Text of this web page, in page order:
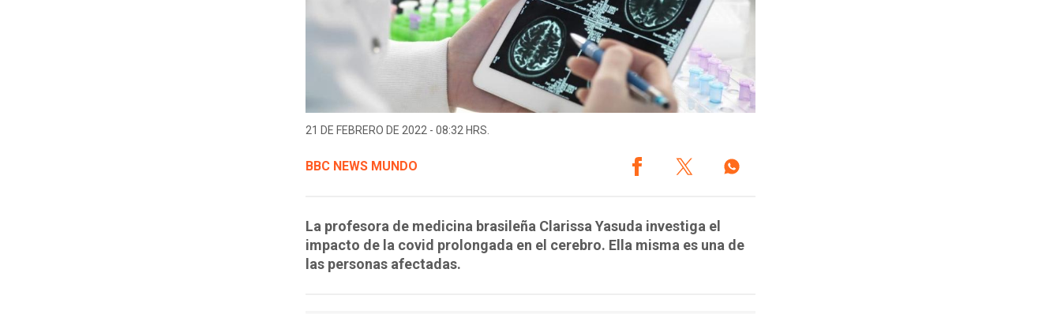
21 DE FEBRERO DE 2022 - 08:32 HRS.
BBC NEWS MUNDO
La profesora de medicina brasileña Clarissa Yasuda investiga el
impacto de la covid prolongada en el cerebro. Ella misma es una de
las personas afectadas.